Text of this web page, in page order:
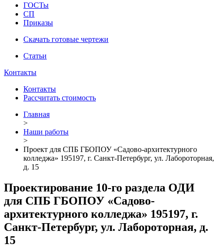
ГОСТы
СП
Приказы
Скачать готовые чертежи
Статьи
Контакты
Контакты
Рассчитать стоимость
Главная
>
Наши работы
>
Проект для СПБ ГБОПОУ «Садово-архитектурного
колледжа» 195197, г. Санкт-Петербург, ул. Лабороторная,
д. 15
Проектирование 10-го раздела ОДИ
для СПБ ГБОПОУ «Садово-
архитектурного колледжа» 195197, г.
Санкт-Петербург, ул. Лабороторная, д.
15